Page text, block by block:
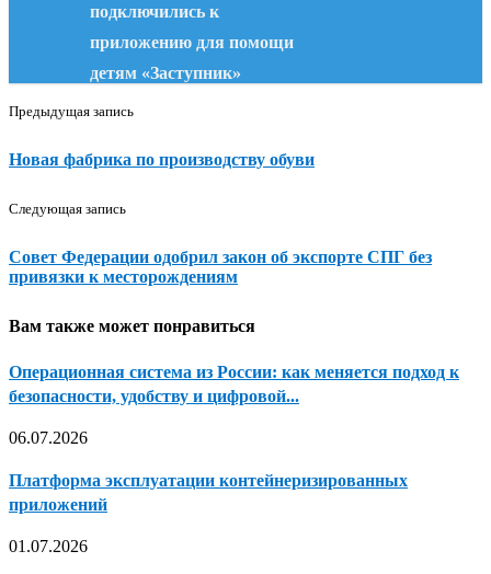
подключились к
приложению для помощи
детям «Заступник»
Предыдущая запись
Новая фабрика по производству обуви
Следующая запись
Совет Федерации одобрил закон об экспорте СПГ без
привязки к месторождениям
Вам также может понравиться
Операционная система из России: как меняется подход к
безопасности, удобству и цифровой...
06.07.2026
Платформа эксплуатации контейнеризированных
приложений
01.07.2026